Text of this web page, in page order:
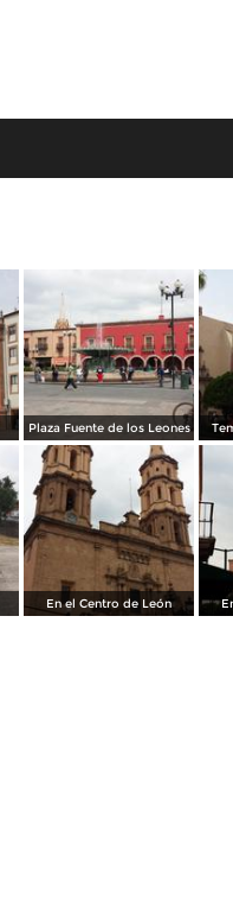
Plaza Fuente de los Leones
En el Centro de León